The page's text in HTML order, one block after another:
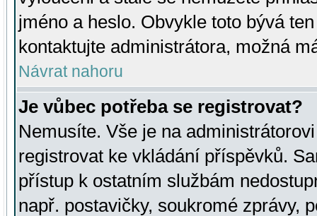
jméno a heslo. Obvykle toto bývá
kontaktujte administrátora, možná
Návrat nahoru
Je vůbec potřeba se registrovat?
Nemusíte. Vše je na
registrovat ke vkládání příspěvků.
přístup k ostatním službám
např. postavičky, soukromé zprávy,